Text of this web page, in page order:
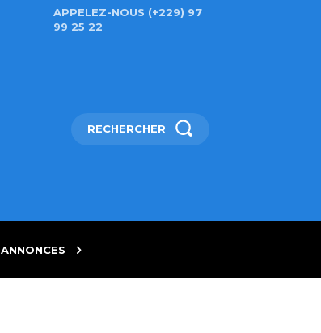
APPELEZ-NOUS (+229) 97
99 25 22
RECHERCHER
ANNONCES